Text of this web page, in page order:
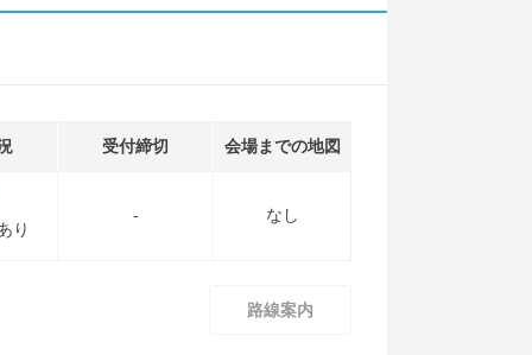
受付締切 会場までの地図
り
- なし
路線案内